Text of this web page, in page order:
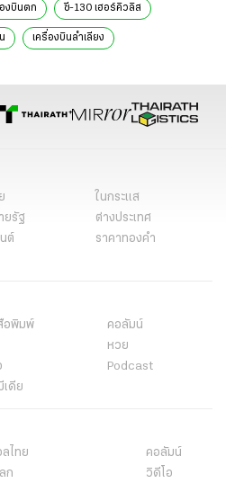
งบินตก ซี-130 เฮอร์คิวลิส
เครื่องบินลำเลียง
งประเทศไทยรัฐ
ในกระแส
ยรัฐ
ต่างประเทศ
ต์
ราคาทองคำ
อพิมพ์
คอลัมน์
หวย
Podcast
เดีย
ไทย
คอลัมน์
ก
วิดีโอ